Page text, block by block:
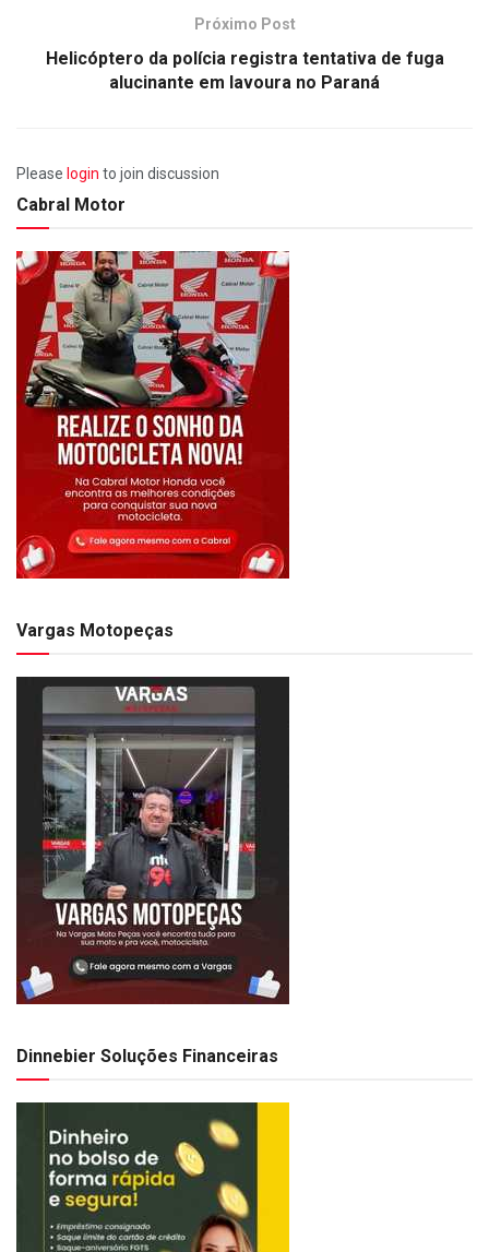
Próximo Post
Helicóptero da polícia registra tentativa de fuga
alucinante em lavoura no Paraná
Please login to join discussion
Cabral Motor
Vargas Motopeças
Dinnebier Soluções Financeiras